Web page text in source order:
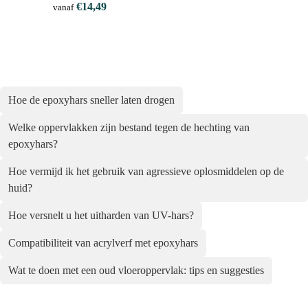
vanaf €14,49
Hoe de epoxyhars sneller laten drogen
Welke oppervlakken zijn bestand tegen de hechting van
epoxyhars?
Hoe vermijd ik het gebruik van agressieve oplosmiddelen op de
huid?
Hoe versnelt u het uitharden van UV-hars?
Compatibiliteit van acrylverf met epoxyhars
Wat te doen met een oud vloeroppervlak: tips en suggesties